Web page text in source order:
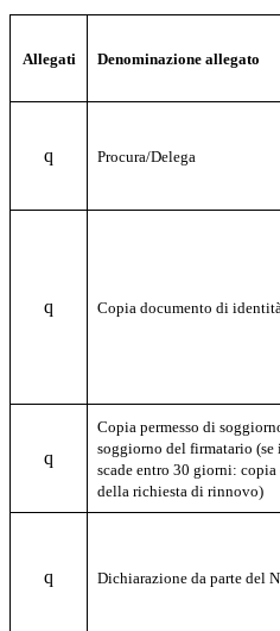
Allegati Denominazione allegato
q Procura/Delega
q Copia documento di
q
Copia permesso di
soggiorno del firmatario (se
scade entro 30 giorni:
della richiesta di rinnovo)
q Dichiarazione da parte del